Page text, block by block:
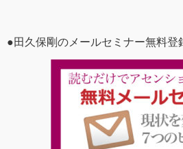
●田久保剛のメールセミナー無料登